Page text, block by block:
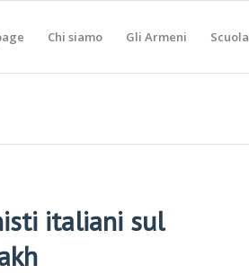
Chi siamo Gli Armeni Scuola
italiani sul